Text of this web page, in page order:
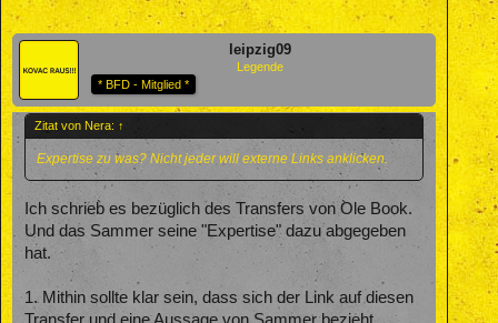
leipzig09
Legende
* BFD - Mitglied *
Zitat von Nera: ↑
Expertise zu was? Nicht jeder will externe Links anklicken.
Ich schrieb es bezüglich des Transfers von Ole Book.
Und das Sammer seine "Expertise" dazu abgegeben
hat.
1. Mithin sollte klar sein, dass sich der Link auf diesen
Transfer und eine Aussage von Sammer bezieht.